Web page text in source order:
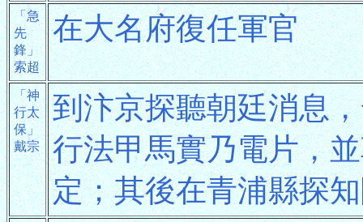
「急
先
鋒」
索超
在大名府復任軍官
「神
行太
保」
戴宗
到汴京探聽朝廷消息
行法甲馬實乃電片，
定；其後在青浦縣探